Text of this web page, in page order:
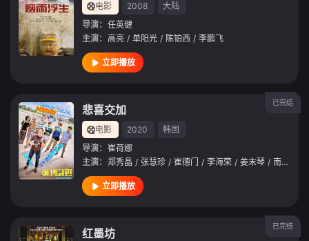
电影 2008
大陆
导演： 任英健
主演： 高亮 / 单阳光 / 陈铂西 / 李鹏飞
立即播放
已完结
悲喜交加
电影 2020
韩国
导演： 崔荷娜
主演： 郑秀晶 / 张慧珍 / 崔德门 / 李海荣 / 姜末琴 / 南文哲
立即播放
已完结
红墨坊